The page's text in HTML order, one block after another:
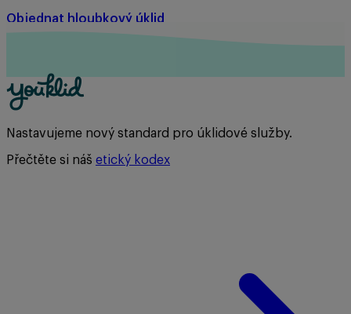
Objednat hloubkový úklid
Nastavujeme nový standard pro úklidové služby.
Přečtěte si náš etický kodex